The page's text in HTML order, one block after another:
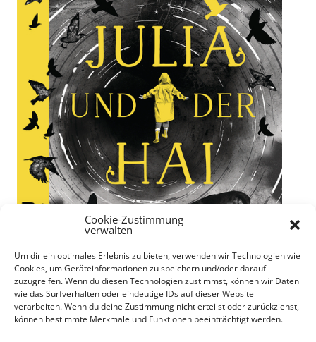
Cookie-Zustimmung
verwalten
Um dir ein optimales Erlebnis zu bieten, verwenden wir Technologien wie
Cookies, um Geräteinformationen zu speichern und/oder darauf
zuzugreifen. Wenn du diesen Technologien zustimmst, können wir Daten
wie das Surfverhalten oder eindeutige IDs auf dieser Website
verarbeiten. Wenn du deine Zustimmung nicht erteilst oder zurückziehst,
können bestimmte Merkmale und Funktionen beeinträchtigt werden.